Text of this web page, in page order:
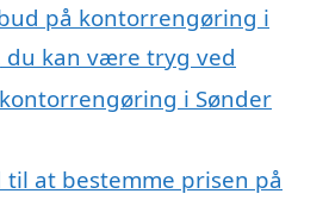
på kontorrengøring i
du kan være tryg ved
i Sønder
til at bestemme prisen på